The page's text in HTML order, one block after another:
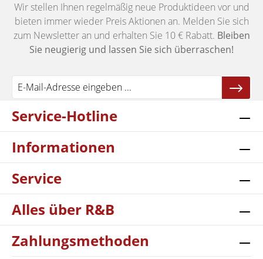
Wir stellen Ihnen regelmäßig neue Produktideen vor und
bieten immer wieder Preis Aktionen an. Melden Sie sich
zum Newsletter an und erhalten Sie 10 € Rabatt. Bleiben
Sie neugierig und lassen Sie sich überraschen!
Service-Hotline
Informationen
Service
Alles über R&B
Zahlungsmethoden